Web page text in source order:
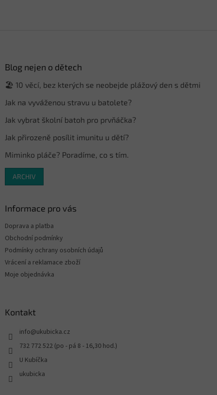
Blog nejen o dětech
🏖️ 10 věcí, bez kterých se neobejde plážový den s dětmi
Jak na vyváženou stravu u batolete?
Jak vybrat školní batoh pro prvňáčka?
Jak přirozeně posílit imunitu u dětí?
Miminko pláče? Poradíme, co s tím.
ARCHIV
Informace pro vás
Doprava a platba
Obchodní podmínky
Podmínky ochrany osobních údajů
Vrácení a reklamace zboží
Moje objednávka
Kontakt
info@ukubicka.cz
732 772 522 (po - pá 8 - 16,30 hod.)
U Kubíčka
ukubicka